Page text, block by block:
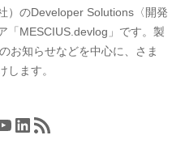
）のDeveloper Solutions〈開発
「MESCIUS.devlog」です。製
お知らせなどを中心に、さま
します。
LinkedIn
RSS フィード